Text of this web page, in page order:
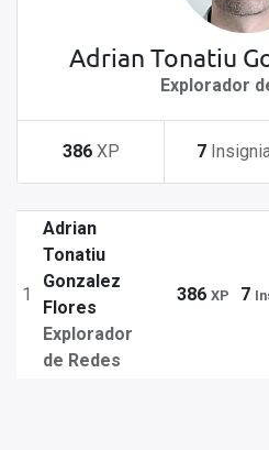
Adrian Tonatiu
Explorador
386 XP 7
1
Adrian
Tonatiu
Gonzalez
Flores
Explorador
de Redes
386 XP 7